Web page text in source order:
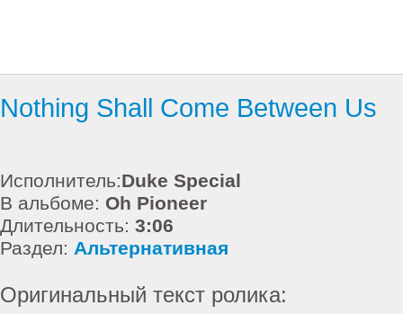
Nothing Shall Come Between Us
Исполнитель:Duke Special
В альбоме: Oh Pioneer
Длительность: 3:06
Раздел: Альтернативная
Оригинальный текст ролика: